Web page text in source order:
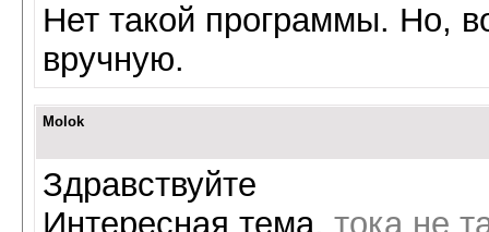
Нет такой программы. Но,
вручную.
Molok
Здравствуйте
Интересная тема, тока не